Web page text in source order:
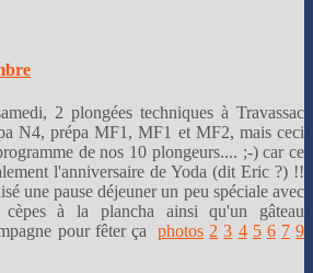
2 plongées techniques à Travassac
N4, prépa MF1, MF1 et MF2, mais ceci
de nos 10 plongeurs.... ;-) car ce
l'anniversaire de Yoda (dit Eric ?) !!
une pause déjeuner un peu spéciale avec
à la plancha ainsi qu'un gâteau
pour fêter çaphotos 2 3 4 5 6 7 9